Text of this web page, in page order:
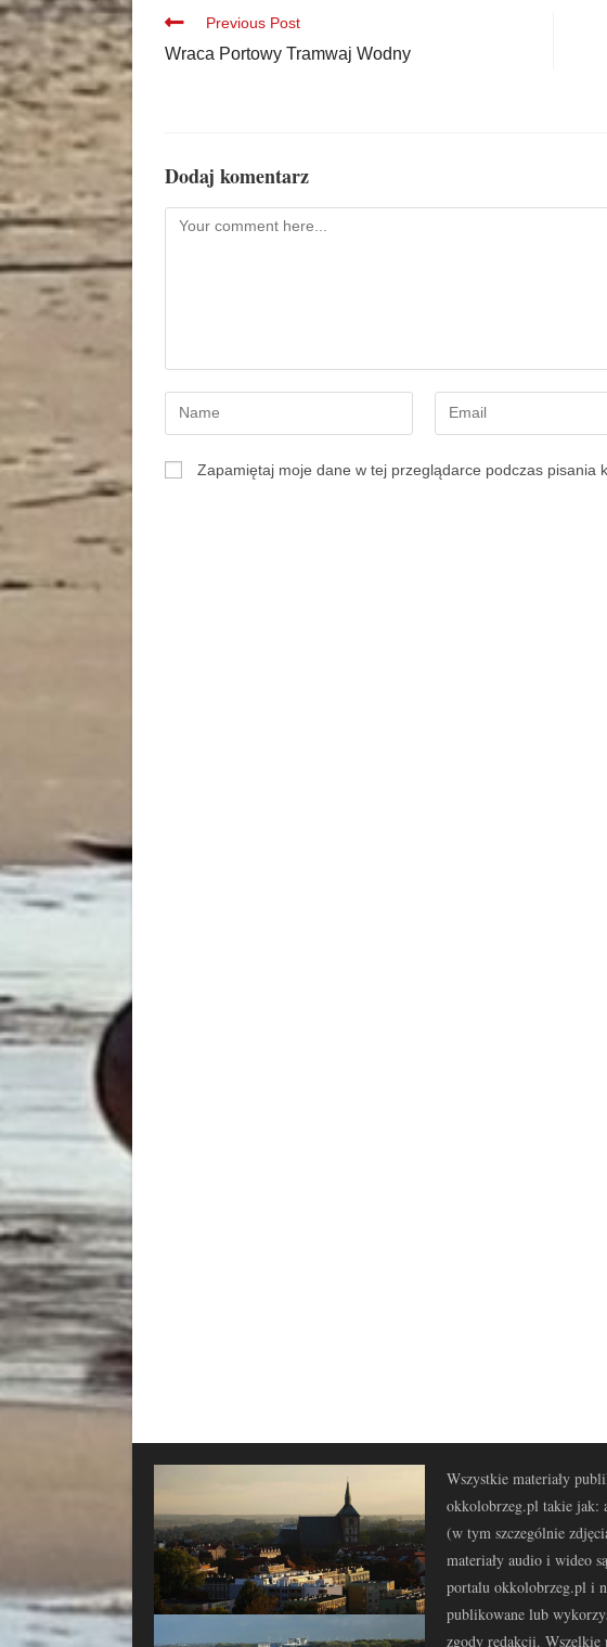
Previous Post
Wraca Portowy Tramwaj Wodny
Dodaj komentarz
Zapamiętaj moje dane w tej przeglądarce podczas pisania
Wszystkie materiały
okkolobrzeg.pl takie jak:
(w tym szczególnie
materiały audio i wideo
portalu okkolobrzeg.pl i
publikowane lub
zgody redakcji. Wszelkie